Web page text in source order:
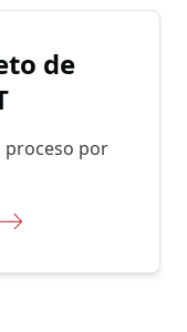
de
proceso por